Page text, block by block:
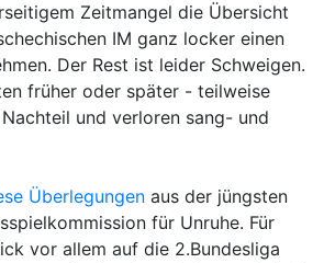
Zeitmangel die Übersicht
IM ganz locker einen
Der Rest ist leider Schweigen.
früher oder später - teilweise
und verloren sang- und
Überlegungen aus der jüngsten
für Unruhe. Für
vor allem auf die 2.Bundesliga